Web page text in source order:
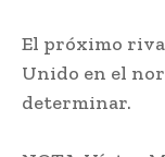
El próximo
Unido en el
determinar.